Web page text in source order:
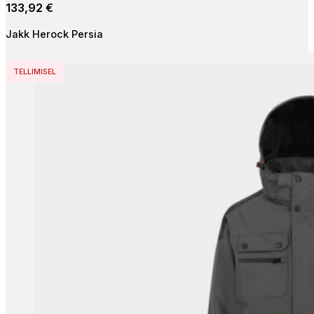
variants.
options
be
133,92 €
Jakk Herock Persia
TELLIMISEL